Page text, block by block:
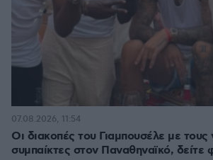
Οι διακοπές του Γιαμπουσέλε με τους
συμπαίκτες στον Παναθηναϊκό, δείτε
07.08.2026, 11:54